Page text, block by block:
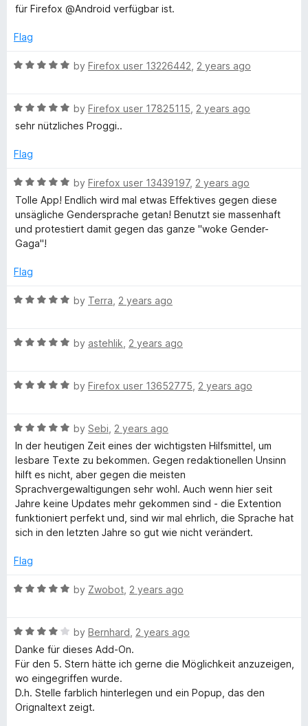
o
t
f
e
5
u
f
für Firefox @Android verfügbar ist.
Flag
R
e
d
o
t
o
by Firefox user 13226442 2 years ago
R
a
e
5
o
o
5
by Firefox user 17825115 2 years ago
sehr nützliches Proggi..
Flag
R
a
t
e
d
o
t
5
by Firefox user 13439197, 2 years ago
Tolle App! Endlich wird mal etwas Effektives gegen diese
unsägliche Gendersprache getan! Benutzt sie massenhaft
und protestiert damit gegen das ganze "woke Gender-
Gaga"!
Flag
R
e
o
o
f
5
by Terra 2 years ago
R
e
o
u
t
o
f
5
by astehlik 2 years ago
R
e
d
5
o
u
o
f
by Firefox user 13652775 2 years ago
R
a
t
e
d
5
o
u
o
5
by Sebi 2 years ago
In der heutigen Zeit eines der wichtigsten Hilfsmittel, um
lesbare Texte zu bekommen. Gegen redaktionellen Unsinn
hilft es nicht, aber gegen die meisten
Sprachvergewaltigungen sehr wohl. Auch wenn hier seit
Jahre keine Updates mehr gekommen sind - die Extention
funktioniert perfekt und, sind wir mal ehrlich, die Sprache hat
sich in den letzten Jahre so gut wie nicht verändert.
Flag
R
e
d
5
o
u
t
by Zwobot 2 years ago
R
a
t
e
d
4
by Bernhard 2 years ago
Danke für dieses Add-On.
Für den 5. Stern hätte ich gerne die Möglichkeit anzuzeigen,
wo eingegriffen wurde.
D.h. Stelle farblich hinterlegen und ein Popup, das den
Orignaltext zeigt.